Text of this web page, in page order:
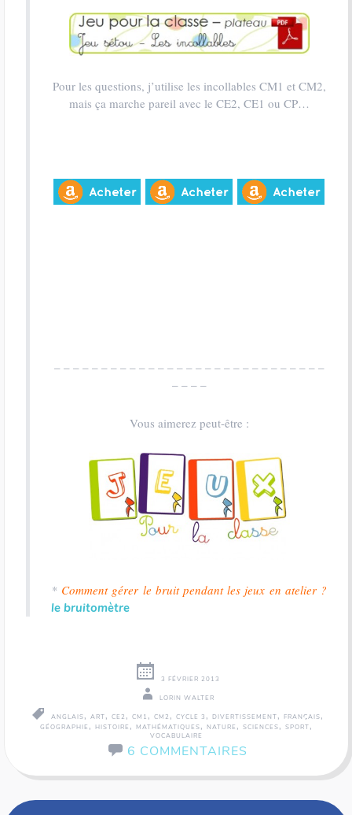
Pour les questions, j’utilise les incollables CM1 et CM2,
mais ça marche pareil avec le CE2, CE1 ou CP…
– – – – – – – – – – – – – – – – – – – – – – – – – – – – –
– – – –
Vous aimerez peut-être :
* Comment gérer le bruit pendant les jeux en atelier ?
le bruitomètre
3 FÉVRIER 2013
LORIN WALTER
ANGLAIS, ART, CE2 , CM1 , CM2 , CYCLE 3 , DIVERTISSEMENT, FRANÇAIS,
GÉOGRAPHIE , HISTOIRE , MATHÉMATIQUES, NATURE , SCIENCES, SPORT,
VOCABULAIRE
6 COMMENTAIRES